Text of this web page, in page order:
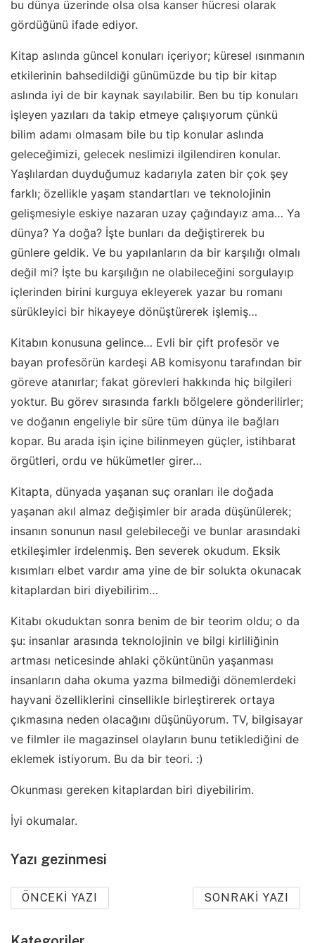
bu dünya üzerinde olsa olsa kanser hücresi olarak
gördüğünü ifade ediyor.
Kitap aslında güncel konuları içeriyor; küresel ısınmanın
etkilerinin bahsedildiği günümüzde bu tip bir kitap
aslında iyi de bir kaynak sayılabilir. Ben bu tip konuları
işleyen yazıları da takip etmeye çalışıyorum çünkü
bilim adamı olmasam bile bu tip konular aslında
geleceğimizi, gelecek neslimizi ilgilendiren konular.
Yaşlılardan duyduğumuz kadarıyla zaten bir çok şey
farklı; özellikle yaşam standartları ve teknolojinin
gelişmesiyle eskiye nazaran uzay çağındayız ama… Ya
dünya? Ya doğa? İşte bunları da değiştirerek bu
günlere geldik. Ve bu yapılanların da bir karşılığı olmalı
değil mi? İşte bu karşılığın ne olabileceğini sorgulayıp
içlerinden birini kurguya ekleyerek yazar bu romanı
sürükleyici bir hikayeye dönüştürerek işlemiş…
Kitabın konusuna gelince… Evli bir çift profesör ve
bayan profesörün kardeşi AB komisyonu tarafından bir
göreve atanırlar; fakat görevleri hakkında hiç bilgileri
yoktur. Bu görev sırasında farklı bölgelere gönderilirler;
ve doğanın engeliyle bir süre tüm dünya ile bağları
kopar. Bu arada işin içine bilinmeyen güçler, istihbarat
örgütleri, ordu ve hükümetler girer…
Kitapta, dünyada yaşanan suç oranları ile doğada
yaşanan akıl almaz değişimler bir arada düşünülerek;
insanın sonunun nasıl gelebileceği ve bunlar arasındaki
etkileşimler irdelenmiş. Ben severek okudum. Eksik
kısımları elbet vardır ama yine de bir solukta okunacak
kitaplardan biri diyebilirim…
Kitabı okuduktan sonra benim de bir teorim oldu; o da
şu: insanlar arasında teknolojinin ve bilgi kirliliğinin
artması neticesinde ahlaki çöküntünün yaşanması
insanların daha okuma yazma bilmediği dönemlerdeki
hayvani özelliklerini cinsellikle birleştirerek ortaya
çıkmasına neden olacağını düşünüyorum. TV, bilgisayar
ve filmler ile magazinsel olayların bunu tetiklediğini de
eklemek istiyorum. Bu da bir teori. :)
Okunması gereken kitaplardan biri diyebilirim.
İyi okumalar.
Yazı gezinmesi
ÖNCEKI YAZI SONRAKI YAZI